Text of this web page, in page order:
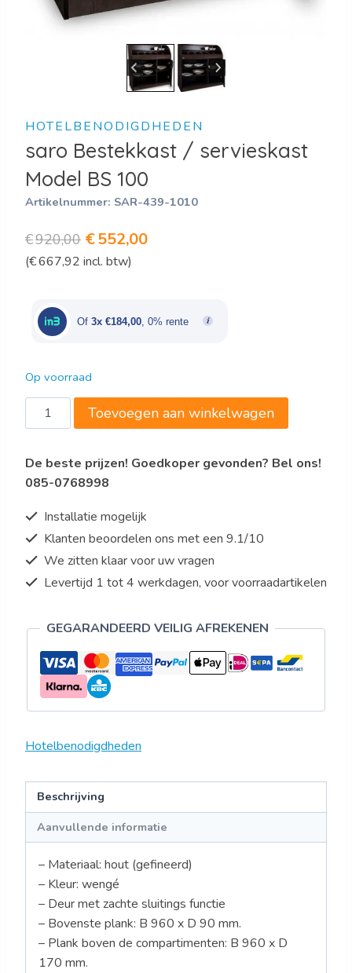
HOTELBENODIGDHEDEN
saro Bestekkast / servieskast
Model BS 100
Artikelnummer: SAR-439-1010
€920,00 Oorspronkelijke
prijs
€920,00.
€552,00Huidige
€552,00.
(€667,92 incl. btw)
Of 3x €184,00 , 0% rente
Op voorraad
saro
Bestekkast
servieskast
Model
100
aantal
Toevoegen aan winkelwagen
De beste prijzen! Goedkoper gevonden? Bel ons!
085-0768998
Installatie mogelijk
Klanten beoordelen ons met een 9.1/10
We zitten klaar voor uw vragen
Levertijd 1 tot 4 werkdagen, voor voorraadartikelen
GEGARANDEERD VEILIG AFREKENEN
Hotelbenodigdheden
Beschrijving
Aanvullende informatie
– Materiaal: hout (gefineerd)
– Kleur: wengé
– Deur met zachte sluitings functie
– Bovenste plank: B 960 x D 90 mm.
– Plank boven de compartimenten: B 960 x D
170 mm.